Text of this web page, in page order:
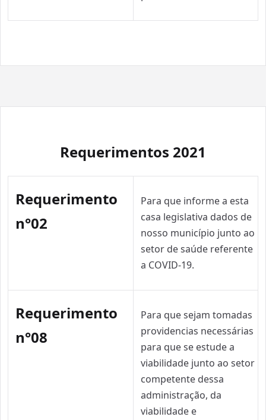
Requerimentos 2021
Requerimento
n°02
Para que informe a esta
casa legislativa dados de
nosso município junto ao
setor de saúde referente
a COVID-19.
Requerimento
n°08
Para que sejam tomadas
providencias necessárias
para que se estude a
viabilidade junto ao setor
competente dessa
administração, da
viabilidade e